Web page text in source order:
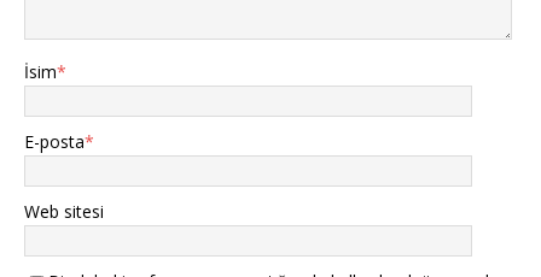
İsim*
E-posta*
Web sitesi